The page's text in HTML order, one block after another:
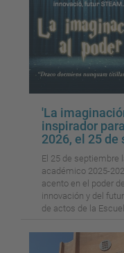
'La
inspirador
2026, el 25 de
El 25 de septiembre
académico 2025-
acento en el poder
innovación y del
de actos de la